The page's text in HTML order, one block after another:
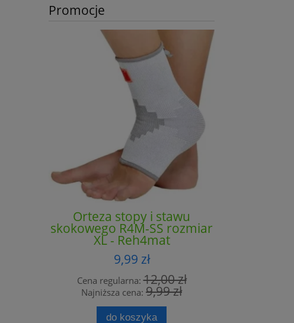
Promocje
Orteza stopy i stawu
skokowego R4M-SS rozmiar
XL - Reh4mat
9,99 zł
Cena regularna:12,00 zł
Najniższa cena: 9,99 zł
do koszyka